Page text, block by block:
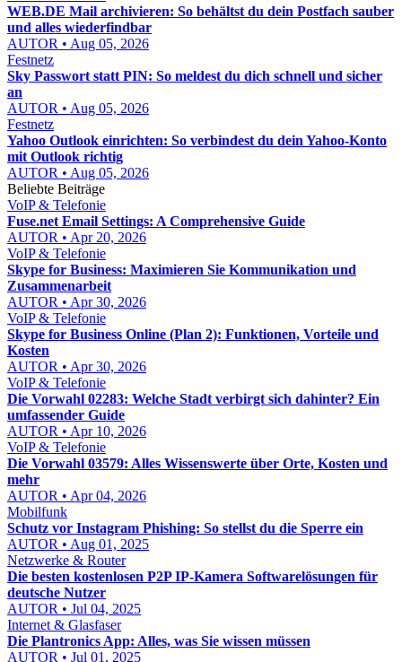
WEB.DE Mail archivieren: So behältst du dein Postfach sauber
und alles wiederfindbar
AUTOR • Aug 05, 2026
Festnetz
Sky Passwort statt PIN: So meldest du dich schnell und sicher
an
AUTOR • Aug 05, 2026
Festnetz
Yahoo Outlook einrichten: So verbindest du dein Yahoo-Konto
mit Outlook richtig
AUTOR • Aug 05, 2026
Beliebte Beiträge
VoIP & Telefonie
Fuse.net Email Settings: A Comprehensive Guide
AUTOR • Apr 20, 2026
VoIP & Telefonie
Skype for Business: Maximieren Sie Kommunikation und
Zusammenarbeit
AUTOR • Apr 30, 2026
VoIP & Telefonie
Skype for Business Online (Plan 2): Funktionen, Vorteile und
Kosten
AUTOR • Apr 30, 2026
VoIP & Telefonie
Die Vorwahl 02283: Welche Stadt verbirgt sich dahinter? Ein
umfassender Guide
AUTOR • Apr 10, 2026
VoIP & Telefonie
Die Vorwahl 03579: Alles Wissenswerte über Orte, Kosten und
mehr
AUTOR • Apr 04, 2026
Mobilfunk
Schutz vor Instagram Phishing: So stellst du die Sperre ein
AUTOR • Aug 01, 2025
Netzwerke & Router
Die besten kostenlosen P2P IP-Kamera Softwarelösungen für
deutsche Nutzer
AUTOR • Jul 04, 2025
Internet & Glasfaser
Die Plantronics App: Alles, was Sie wissen müssen
AUTOR • Jul 01, 2025